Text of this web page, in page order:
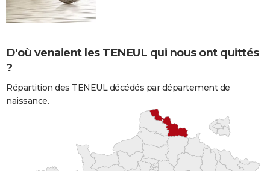
D'où venaient les TENEUL qui nous ont quittés
?
Répartition des TENEUL décédés par département de
naissance.